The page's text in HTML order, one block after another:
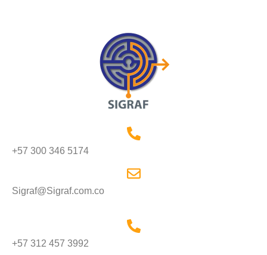
+57 300 346 5174
Sigraf@Sigraf.com.co
+57 312 457 3992